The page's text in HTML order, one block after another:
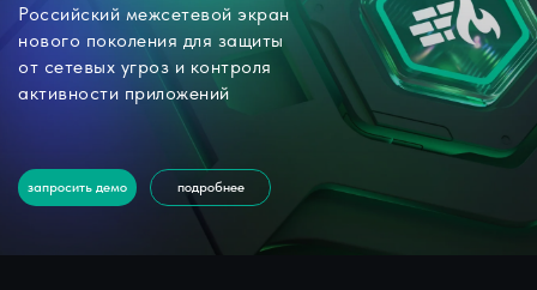
Российский межсетевой экран
нового поколения для защиты
от сетевых угроз и контроля
активности приложений
запросить демо подробнее